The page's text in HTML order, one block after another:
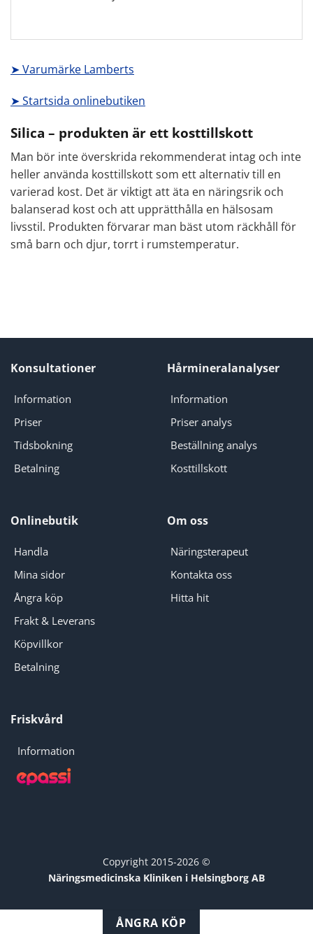
➤ Varumärke Lamberts
➤ Startsida onlinebutiken
Silica – produkten är ett kosttillskott
Man bör inte överskrida rekommenderat intag och inte
heller använda kosttillskott som ett alternativ till en
varierad kost. Det är viktigt att äta en näringsrik och
balanserad kost och att upprätthålla en hälsosam
livsstil. Produkten förvarar man bäst utom räckhåll för
små barn och djur, torrt i rumstemperatur.
Konsultationer
Information
Priser
Tidsbokning
Betalning
Hårmineralanalyser
Information
Priser analys
Beställning analys
Kosttillskott
Onlinebutik
Handla
Mina sidor
Ångra köp
Frakt & Leverans
Köpvillkor
Betalning
Om oss
Näringsterapeut
Kontakta oss
Hitta hit
Friskvård
Information
Copyright 2015-2026 ©
Näringsmedicinska Kliniken i Helsingborg AB
ÅNGRA KÖP